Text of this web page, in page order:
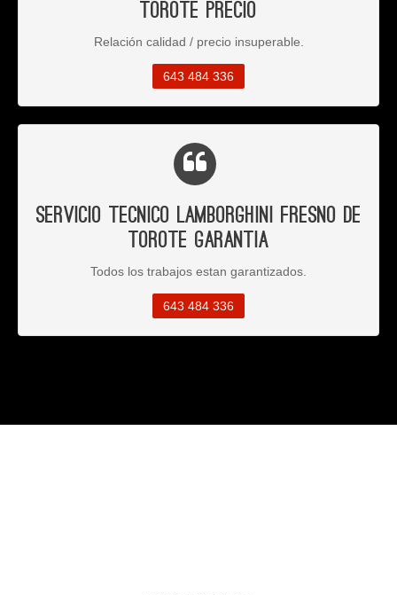
Torote Precio
Relación calidad / precio insuperable.
643 484 336
Servicio Tecnico Lamborghini Fresno de
Torote Garantia
Todos los trabajos estan garantizados.
643 484 336